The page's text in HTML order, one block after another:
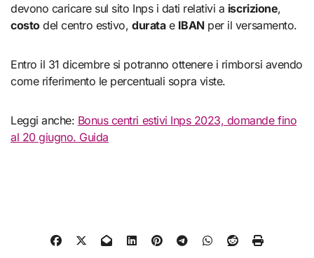
devono caricare sul sito Inps i dati relativi a iscrizione,
costodel centro estivo,duratae IBANper il versamento.
Entro il 31 dicembre si potranno ottenere i rimborsi avendo
come riferimento le percentuali sopra viste.
Leggi anche: Bonus centri estivi Inps 2023, domande fino
al 20 giugno. Guida